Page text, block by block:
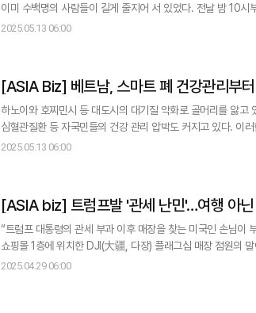
이미 수백명의 사람들이 길게 줄지어 서 있었다. 전날 밤 10
팝마트 ‘라부부(Labubu)’의 3세대 신제품(빅 인투 에너지)을
2025.05.13 06:00
[ASIA Biz] 베트남, 스마트 폐 건강관리부터 AI 헬스케어 투자까지…韓 기업 협력 기
회
하노이와 호찌민시 등 대도시의 대기질 악화로 골머리를 앓고
심혈관질환 등 자국민들의 건강 관리 압박도 커지고 있다. 이
성도 높아지고 있다. 베트남은 전체 인구의 약 21%가 만성질환을 앓고 있으며, 이 중 COPD 환자 비율은 10.3%에 달해
2025.05.13 06:00
[ASIA biz] 트럼프발 '관세 난민'…여행
“트럼프 대통령의 관세 부과 이후 매장을 찾는 미국인 손님이 부쩍 늘었어요.” 지난 25일 방문한
쇼핑몰 1층에 위치한 DJI(大疆, 다장) 플래그십 매장 점원의 말이다. DJI는 중국계 글로벌 1위 상업용 드론 업체
국 상업용 드론 시장 점유율 절반 이상을 차지할 정도로 미국
2025.04.29 06:00